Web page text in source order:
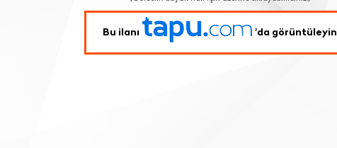
Bu ilanı 'da görüntüleyin